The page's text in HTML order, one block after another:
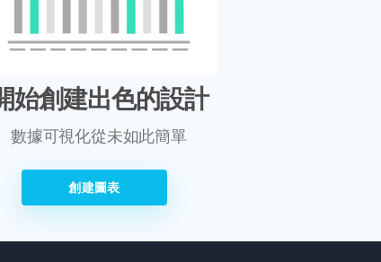
始創建出色的設計
數據可視化從未如此簡單
創建圖表